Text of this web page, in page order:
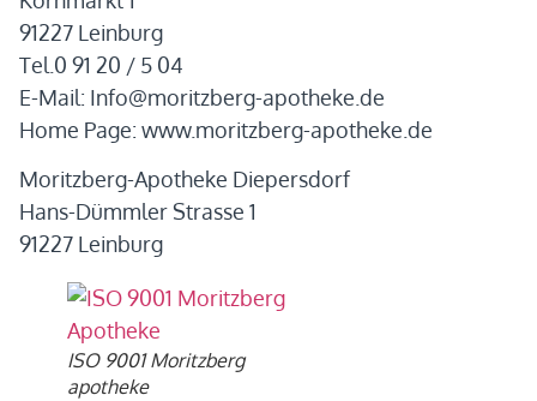
91227 Leinburg
Tel.0 91 20 / 5 04
E-Mail: Info@moritzberg-apotheke.de
Home Page: www.moritzberg-apotheke.de
Moritzberg-Apotheke Diepersdorf
Hans-Dümmler Strasse 1
91227 Leinburg
ISO 9001 Moritzberg
apotheke